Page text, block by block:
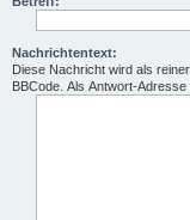
Nachrichtentext:
Diese Nachricht wird als
BBCode. Als Antwort-